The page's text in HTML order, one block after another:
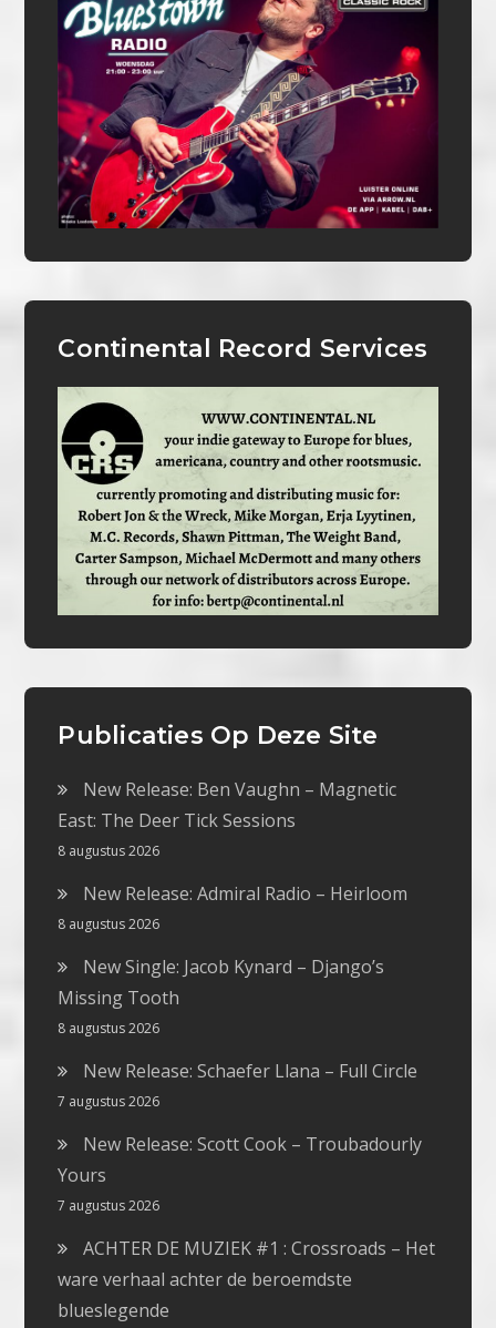
Continental Record Services
Publicaties Op Deze Site
New Release: Ben Vaughn – Magnetic
East: The Deer Tick Sessions
8 augustus 2026
New Release: Admiral Radio – Heirloom
8 augustus 2026
New Single: Jacob Kynard – Django’s
Missing Tooth
8 augustus 2026
New Release: Schaefer Llana – Full Circle
7 augustus 2026
New Release: Scott Cook – Troubadourly
Yours
7 augustus 2026
ACHTER DE MUZIEK #1 : Crossroads – Het
ware verhaal achter de beroemdste
blueslegende